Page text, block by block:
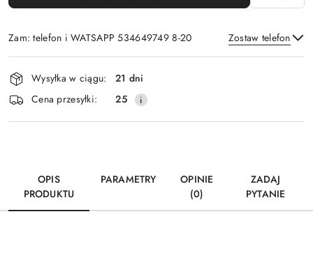
Zam: telefon i WATSAPP 534649749 8-20 Zostaw telefon
Wyślij
Dostępność
i
dostawa
Wysyłka w ciągu:
21 dni
Cena przesyłki:
25
OPIS
PRODUKTU
PARAMETRY
OPINIE
(0)
ZADAJ
PYTANIE